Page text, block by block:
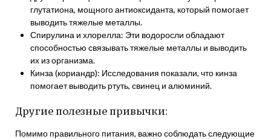
глутатиона, мощного антиоксиданта, который помогает
выводить тяжелые металлы.
Спирулина и хлорелла: Эти водоросли обладают
способностью связывать тяжелые металлы и выводить
их из организма.
Кинза (кориандр): Исследования показали, что кинза
помогает выводить ртуть, свинец и алюминий.
Другие полезные привычки:
Помимо правильного питания, важно соблюдать следующие